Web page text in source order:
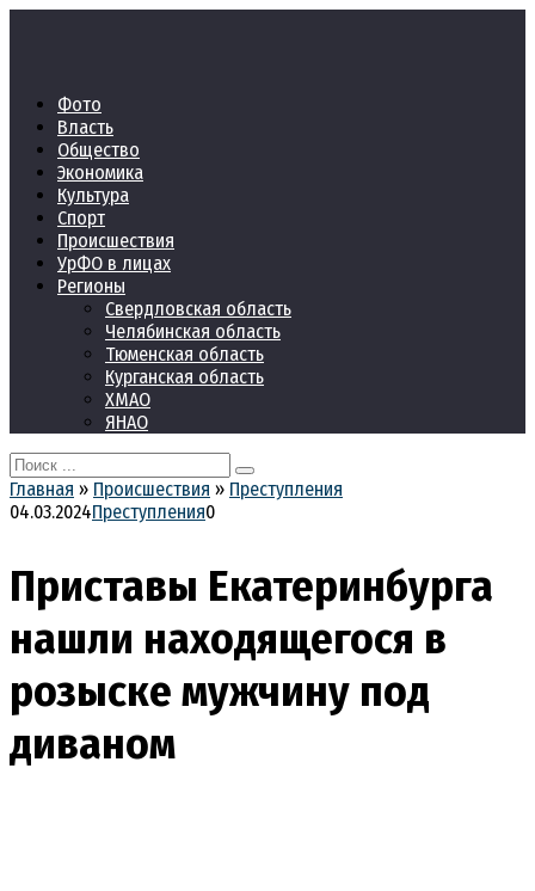
Фото
Власть
Общество
Экономика
Культура
Спорт
Происшествия
УрФО в лицах
Регионы
Свердловская область
Челябинская область
Тюменская область
Курганская область
ХМАО
ЯНАО
Search
for:
Главная » Происшествия » Преступления
04.03.2024Преступления0
Приставы Екатеринбурга
нашли находящегося в
розыске мужчину под
диваном